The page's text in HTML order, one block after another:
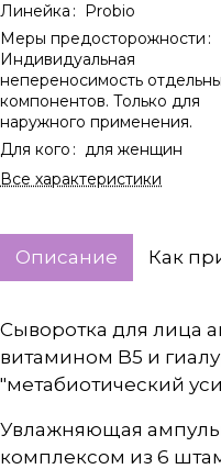
Линейка: Probio
Меры предосторожности:
Индивидуальная
непереносимость
компонентов. Только для
наружного применения.
Для кого: для женщин
Все характеристики
Описание Как
Сыворотка для лица
витамином B5 и
"метабиотический
Увлажняющая
комплексом из 6